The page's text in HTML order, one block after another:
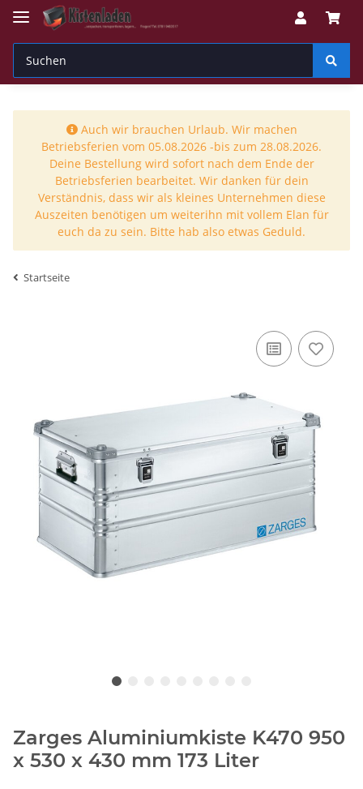
Auch wir brauchen Urlaub. Wir machen
Betriebsferien vom 05.08.2026 -bis zum 28.08.2026.
Deine Bestellung wird sofort nach dem Ende der
Betriebsferien bearbeitet. Wir danken für dein
Verständnis, dass wir als kleines Unternehmen diese
Auszeiten benötigen um weiterihn mit vollem Elan für
euch da zu sein. Bitte hab also etwas Geduld.
Startseite
Zarges Aluminiumkiste K470 950
x 530 x 430 mm 173 Liter